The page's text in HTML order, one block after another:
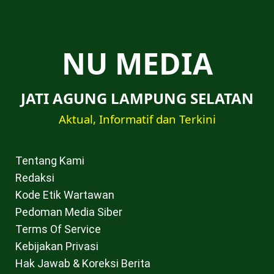
NU MEDIA
JATI AGUNG LAMPUNG SELATAN
Aktual, Informatif dan Terkini
Tentang Kami
Redaksi
Kode Etik Wartawan
Pedoman Media Siber
Terms Of Service
Kebijakan Privasi
Hak Jawab & Koreksi Berita